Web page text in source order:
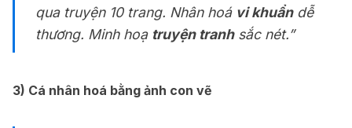
qua truyện 10 trang. Nhân hoá vi khuẩndễ
thương. Minh hoạ truyện tranhsắc nét.”
3) Cá nhân hoá bằng ảnh con vẽ